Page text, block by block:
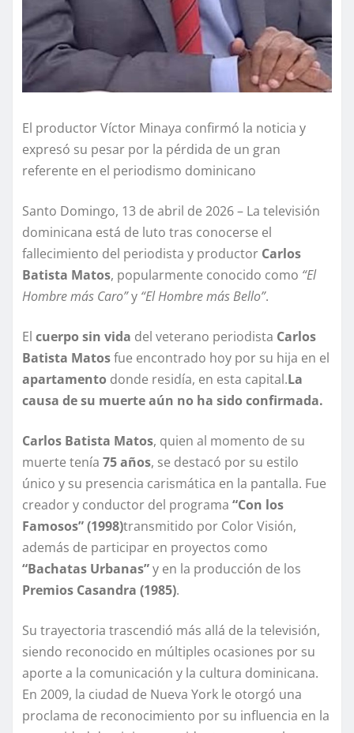
El productor Víctor Minaya confirmó la noticia y
expresó su pesar por la pérdida de un gran
referente en el periodismo dominicano
Santo Domingo, 13 de abril de 2026 – La televisión
dominicana está de luto tras conocerse el
fallecimiento del periodista y productor Carlos
Batista Matos, popularmente conocido como “El
Hombre más Caro”y “El Hombre más Bello”.
El cuerpo sin vida del veterano periodista Carlos
Batista Matosfue encontrado hoy por su hija en el
apartamento donde residía, en esta capital.La
causa de su muerte aún no ha sido confirmada.
Carlos Batista Matos, quien al momento de su
muerte tenía 75 años, se destacó por su estilo
único y su presencia carismática en la pantalla. Fue
creador y conductor del programa “Con los
Famosos” (1998)transmitido por Color Visión,
además de participar en proyectos como
“Bachatas Urbanas”y en la producción de los
Premios Casandra (1985).
Su trayectoria trascendió más allá de la televisión,
siendo reconocido en múltiples ocasiones por su
aporte a la comunicación y la cultura dominicana.
En 2009, la ciudad de Nueva York le otorgó una
proclama de reconocimiento por su influencia en la